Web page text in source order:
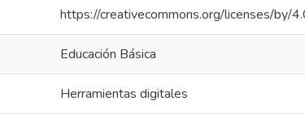
https://creativecommons.org/licenses/by/
Educación Básica
Herramientas digitales